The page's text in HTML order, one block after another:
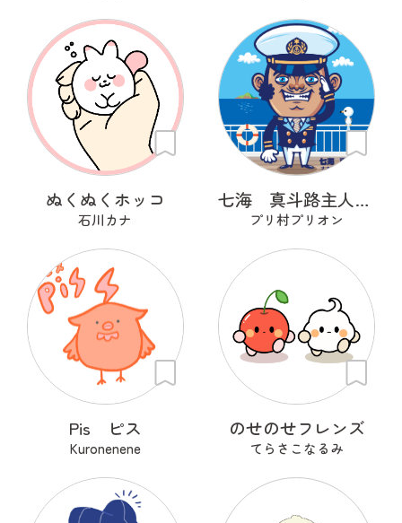
ぬくぬくホッコ
石川カナ
七海 真斗路主人（ナナミ マドロス）
プリ村プリオン
Pis ピス
Kuronenene
のせのせフレンズ
てらさこなるみ